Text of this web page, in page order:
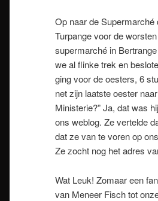
Op naar de
Turpange voor de
supermarché in
we al flinke trek en
ging voor de oesters, 6
net zijn laatste oester
Ministerie?” Ja, dat was
ons weblog. Ze vertelde
dat ze van te voren op
Ze zocht nog het adres
Wat Leuk! Zomaar een
van Meneer Fisch tot